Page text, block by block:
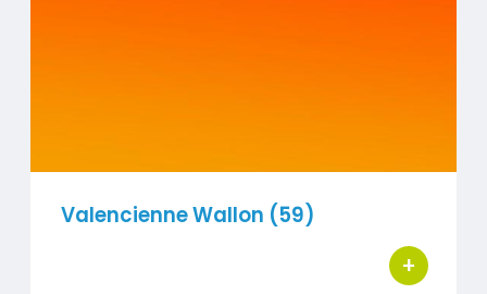
Valencienne Wallon (59)
+
bouton